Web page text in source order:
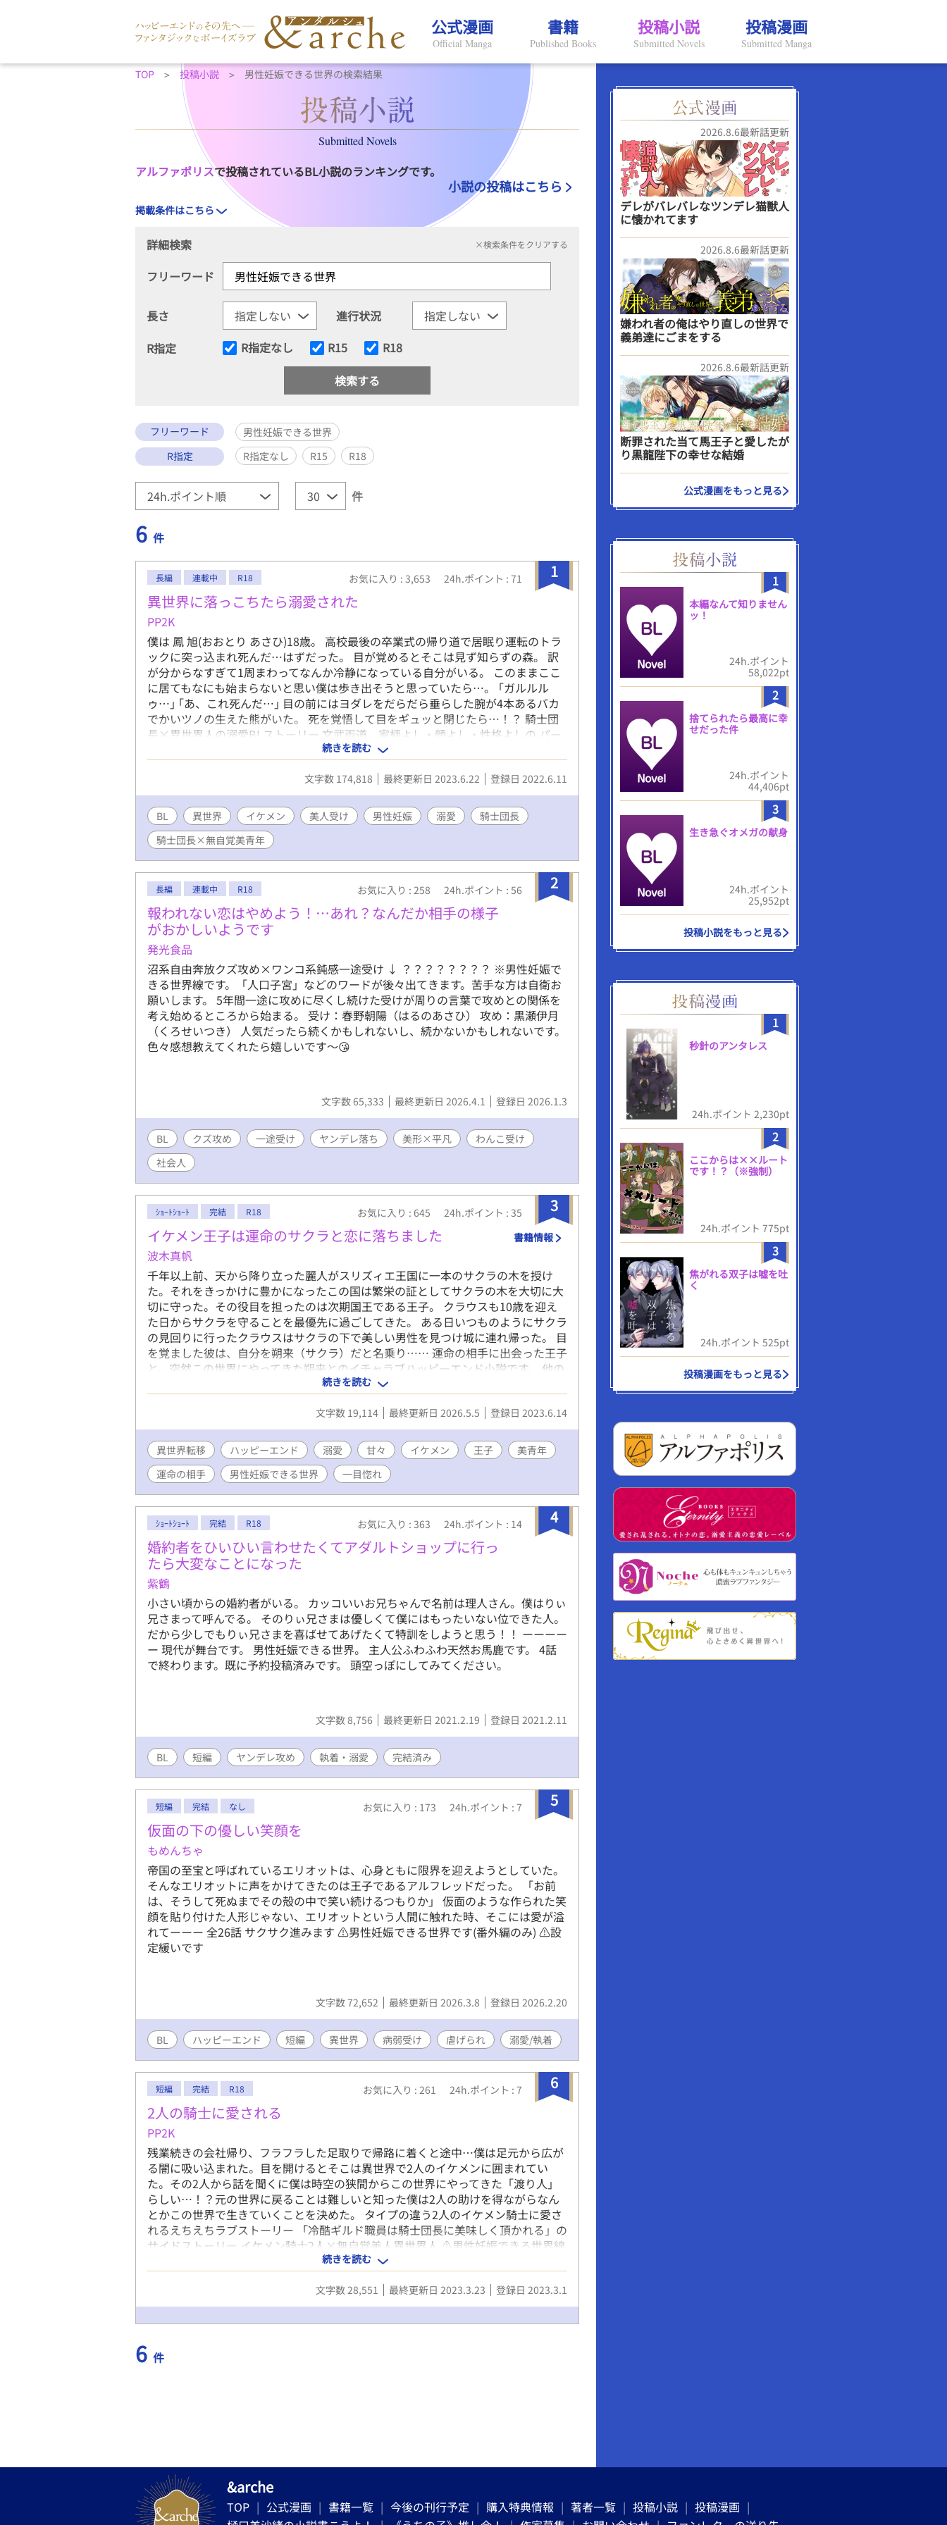
公式漫画
Official Manga
書籍
Published Books
投稿小説
Submitted Novels
投稿漫画
Submitted Manga
TOP 投稿小説 男性妊娠できる世界の検索結果
Submitted Novels
アルファポリスで投稿されているBL小説のランキングです。
小説の投稿はこちら
掲載条件はこちら
詳細検索 ×検索条件をクリアする
フリーワード
長さ
進行状況
R指定
R指定なし R15 R18
フリーワード
男性妊娠できる世界
R指定
R指定なし R15 R18
件
6 件
1
長編 連載中 R18 お気に入り : 3,653 24h.ポイント : 71
異世界に落っこちたら溺愛された
PP2K
僕は 鳳 旭(おおとり あさひ)18歳。 高校最後の卒業式の帰り道で居眠り運転のトラ
ックに突っ込まれ死んだ…はずだった。 目が覚めるとそこは見ず知らずの森。 訳
が分からなすぎて1周まわってなんか冷静になっている自分がいる。 このままここ
に居てもなにも始まらないと思い僕は歩き出そうと思っていたら…。 ｢ガルルル
ゥ…｣ ｢あ、これ死んだ…｣ 目の前にはヨダレをだらだら垂らした腕が4本あるバカ
でかいツノの生えた熊がいた。 死を覚悟して目をギュッと閉じたら…！？ 騎士団
長×異世界人の溺愛BLストーリー 文武両道、家柄よし・顔よし・性格よしの パー
フェクト団長 ちょっと抜けてるお人好し流され系異世界人 ⚠️男性妊娠できる世界
線️ 初投稿で拙い文章ですがお付き合い下さい ゆっくり投稿していきます。誤字脱
続きを読む
文字数 174,818 最終更新日 2023.6.22 登録日 2022.6.11
BL 異世界 イケメン 美人受け 男性妊娠 溺愛
騎士団長
騎士団長×無自覚美青年
2
長編 連載中 R18 お気に入り : 258 24h.ポイント : 56
報われない恋はやめよう！…あれ？なんだか相手の様子
がおかしいようです
発光食品
沼系自由奔放クズ攻め×ワンコ系鈍感一途受け ↓ ？？？？？？？？ ※男性妊娠で
きる世界線です。「人口子宮」などのワードが後々出てきます。苦手な方は自衛お
願いします。 5年間一途に攻めに尽くし続けた受けが周りの言葉で攻めとの関係を
考え始めるところから始まる。 受け：春野朝陽（はるのあさひ） 攻め：黒瀬伊月
（くろせいつき） 人気だったら続くかもしれないし、続かないかもしれないです。
色々感想教えてくれたら嬉しいです〜😘
文字数 65,333 最終更新日 2026.4.1 登録日 2026.1.3
BL クズ攻め 一途受け ヤンデレ落ち 美形×平凡
わんこ受け
社会人
3
ｼｮｰﾄｼｮｰﾄ 完結 R18 お気に入り : 645 24h.ポイント : 35
イケメン王子は運命のサクラと恋に落ちました
波木真帆
書籍情報
千年以上前、天から降り立った麗人がスリズィエ王国に一本のサクラの木を授け
た。それをきっかけに豊かになったこの国は繁栄の証としてサクラの木を大切に大
切に守った。その役目を担ったのは次期国王である王子。 クラウスも10歳を迎え
た日からサクラを守ることを最優先に過ごしてきた。 ある日いつものようにサクラ
の見回りに行ったクラウスはサクラの下で美しい男性を見つけ城に連れ帰った。 目
を覚ました彼は、自分を朔来（サクラ）だと名乗り…… 運命の相手に出会った王子
と、突然この世界にやってきた朔来とのイチャラブハッピーエンド小説です。 他の
連載小説が溜まっているのに、つい違うものを書きたくなって書いてしまいました
ので、すぐに終わります。 朔来視点も入れて、５話くらいで終わるかなと思ってい
続きを読む
文字数 19,114 最終更新日 2026.5.5 登録日 2023.6.14
異世界転移 ハッピーエンド 溺愛 甘々 イケメン 王子
美青年
運命の相手
男性妊娠できる世界 一目惚れ
4
ｼｮｰﾄｼｮｰﾄ 完結 R18 お気に入り : 363 24h.ポイント : 14
婚約者をひいひい言わせたくてアダルトショップに行っ
たら大変なことになった
紫鶴
小さい頃からの婚約者がいる。 カッコいいお兄ちゃんで名前は理人さん。僕はりぃ
兄さまって呼んでる。 そのりぃ兄さまは優しくて僕にはもったいない位できた人。
だから少しでもりぃ兄さまを喜ばせてあげたくて特訓をしようと思う！！ ーーーー
ー 現代が舞台です。 男性妊娠できる世界。 主人公ふわふわ天然お馬鹿です。 4話
で終わります。既に予約投稿済みです。 頭空っぽにしてみてください。
文字数 8,756 最終更新日 2021.2.19 登録日 2021.2.11
BL 短編 ヤンデレ攻め 執着・溺愛 完結済み
5
短編 完結 なし お気に入り : 173 24h.ポイント : 7
仮面の下の優しい笑顔を
もめんちゃ
帝国の至宝と呼ばれているエリオットは、心身ともに限界を迎えようとしていた。
そんなエリオットに声をかけてきたのは王子であるアルフレッドだった。 「お前
は、そうして死ぬまでその殻の中で笑い続けるつもりか」 仮面のような作られた笑
顔を貼り付けた人形じゃない、エリオットという人間に触れた時、そこには愛が溢
れてーーー 全26話 サクサク進みます ⚠男性妊娠できる世界です(番外編のみ) ⚠設
定緩いです
文字数 72,652 最終更新日 2026.3.8 登録日 2026.2.20
BL ハッピーエンド 短編 異世界 病弱受け 虐げられ 溺愛/執着
6
短編 完結 R18 お気に入り : 261 24h.ポイント : 7
2人の騎士に愛される
PP2K
残業続きの会社帰り、フラフラした足取りで帰路に着くと途中…僕は足元から広が
る闇に吸い込まれた。目を開けるとそこは異世界で2人のイケメンに囲まれてい
た。その2人から話を聞くに僕は時空の狭間からこの世界にやってきた「渡り人」
らしい…！？元の世界に戻ることは難しいと知った僕は2人の助けを得ながらなん
とかこの世界で生きていくことを決めた。 タイプの違う2人のイケメン騎士に愛さ
れるえちえちラブストーリー 「冷酷ギルド職員は騎士団長に美味しく頂かれる」の
サイドストーリー イケメン騎士2人×無自覚美人異世界人 ⚠️男性妊娠できる世界線
続きを読む
文字数 28,551 最終更新日 2023.3.23 登録日 2023.3.1
6 件
2026.8.6最新話更新
デレがバレバレなツンデレ猫獣人
に懐かれてます
2026.8.6最新話更新
嫌われ者の俺はやり直しの世界で
義弟達にごまをする
2026.8.6最新話更新
断罪された当て馬王子と愛したが
り黒龍陛下の幸せな結婚
公式漫画をもっと見る
1
本編なんて知りません
ッ！
24h.ポイント
58,022pt
2
捨てられたら最高に幸
せだった件
24h.ポイント
44,406pt
3
生き急ぐオメガの献身
24h.ポイント
25,952pt
投稿小説をもっと見る
1
秒針のアンタレス
24h.ポイント 2,230pt
2
ここからは××ルート
です！？（※強制）
24h.ポイント 775pt
3
焦がれる双子は嘘を吐
く
24h.ポイント 525pt
投稿漫画をもっと見る
&arche
TOP 公式漫画 書籍一覧 今後の刊行予定 購入特典情報 著者一覧 投稿小説
投稿漫画